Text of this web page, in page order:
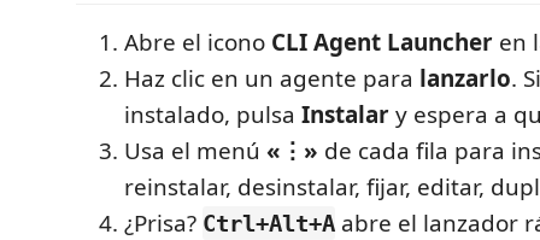
Abre el icono CLI Agent Launcher en
Haz clic en un agente para lanzarlo.
instalado, pulsa Instalary espera a
Usa el menú «⋮» de cada fila para
reinstalar, desinstalar, fijar, editar,
¿Prisa? Ctrl+Alt+A abre el lanzador